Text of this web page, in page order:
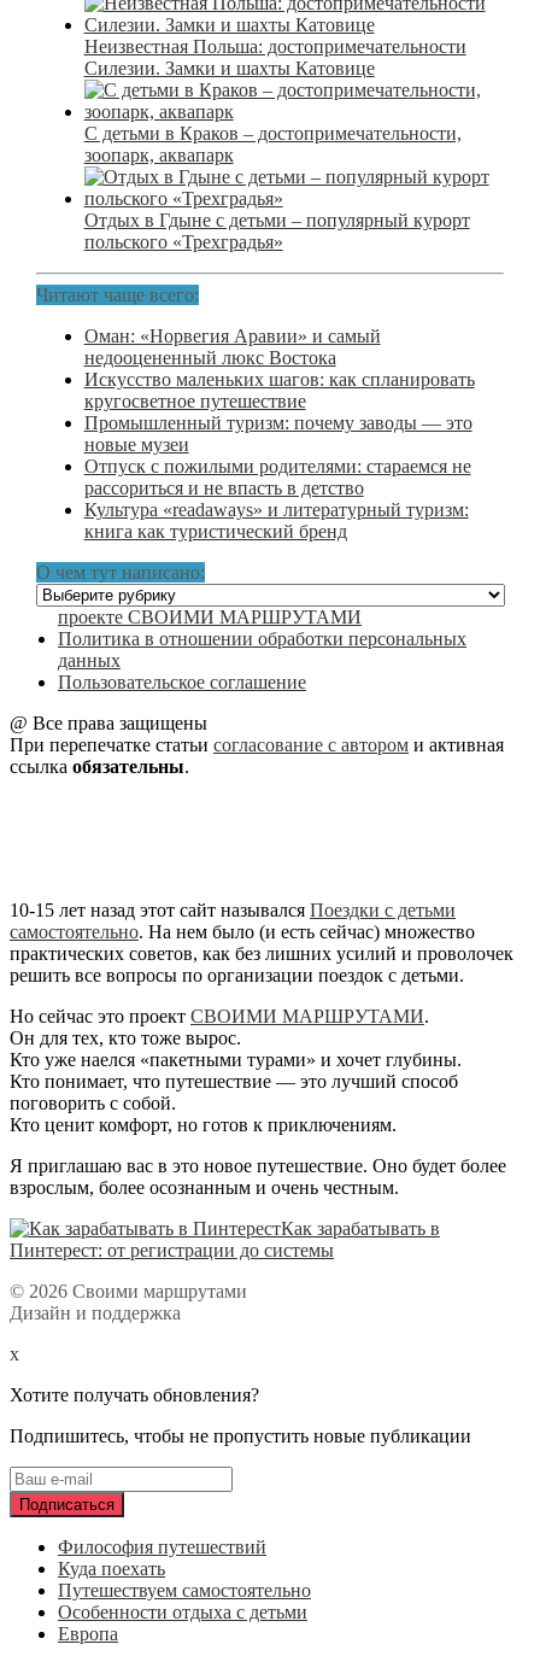
Неизвестная Польша: достопримечательности
Силезии. Замки и шахты Катовице
С детьми в Краков – достопримечательности,
зоопарк, аквапарк
Отдых в Гдыне с детьми – популярный курорт
польского «Трехградья»
Читают чаще всего:
Оман: «Норвегия Аравии» и самый
недооцененный люкс Востока
Искусство маленьких шагов: как спланировать
кругосветное путешествие
Промышленный туризм: почему заводы — это
новые музеи
Отпуск с пожилыми родителями: стараемся не
рассориться и не впасть в детство
Культура «readaways» и литературный туризм:
книга как туристический бренд
О чем тут написано:
О
чем
тут
написано:
проекте СВОИМИ МАРШРУТАМИ
Политика в отношении обработки персональных
данных
Пользовательское соглашение
@ Все права защищены
При перепечатке статьи согласование с автором и активная
ссылка обязательны.
10-15 лет назад этот сайт назывался Поездки с детьми
самостоятельно. На нем было (и есть сейчас) множество
практических советов, как без лишних усилий и проволочек
решить все вопросы по организации поездок с детьми.
Но сейчас это проект СВОИМИ МАРШРУТАМИ.
Он для тех, кто тоже вырос.
Кто уже наелся «пакетными турами» и хочет глубины.
Кто понимает, что путешествие — это лучший способ
поговорить с собой.
Кто ценит комфорт, но готов к приключениям.
Я приглашаю вас в это новое путешествие. Оно будет более
взрослым, более осознанным и очень честным.
Как зарабатывать в
Пинтерест: от регистрации до системы
© 2026 Своими маршрутами
Дизайн и поддержка
x
Хотите получать обновления?
Подпишитесь, чтобы не пропустить новые публикации
Философия путешествий
Куда поехать
Путешествуем самостоятельно
Особенности отдыха с детьми
Европа